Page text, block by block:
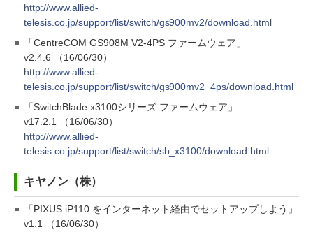
http://www.allied-
telesis.co.jp/support/list/switch/gs900mv2/download.html
「CentreCOM GS908M V2-4PS ファームウェア」
v2.4.6 （16/06/30）
http://www.allied-
telesis.co.jp/support/list/switch/gs900mv2_4ps/download.html
「SwitchBlade x3100シリーズ ファームウェア」
v17.2.1 （16/06/30）
http://www.allied-
telesis.co.jp/support/list/switch/sb_x3100/download.html
キヤノン（株）
「PIXUS iP110 をインターネット経由でセットアップしよう」
v1.1 （16/06/30）